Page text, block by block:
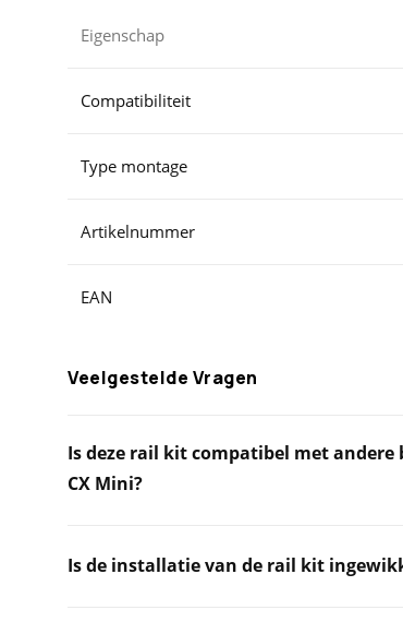
Eigenschap
Compatibiliteit
Type montage
Artikelnummer
EAN
Veelgestelde Vragen
Is deze rail kit compatibel met
CX Mini?
Is de installatie van de rail kit